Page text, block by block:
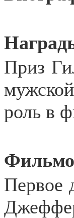
Приз
роль в
Первое